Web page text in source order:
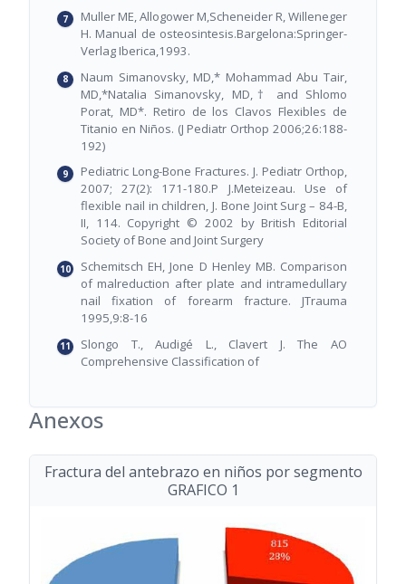
Muller ME, Allogower M,Scheneider R, Willeneger
H. Manual de osteosintesis.Bargelona:Springer-
Verlag Iberica,1993.
Naum Simanovsky, MD,* Mohammad Abu Tair,
MD,*Natalia Simanovsky, MD,† and Shlomo
Porat, MD*. Retiro de los Clavos Flexibles de
Titanio en Niños. (J Pediatr Orthop 2006;26:188-
192)
Pediatric Long-Bone Fractures. J. Pediatr Orthop,
2007; 27(2): 171-180.P J.Meteizeau. Use of
flexible nail in children, J. Bone Joint Surg – 84-B,
II, 114. Copyright © 2002 by British Editorial
Society of Bone and Joint Surgery
Schemitsch EH, Jone D Henley MB. Comparison
of malreduction after plate and intramedullary
nail fixation of forearm fracture. JTrauma
1995,9:8-16
Slongo T., Audigé L., Clavert J. The AO
Comprehensive Classification of
Anexos
Fractura del antebrazo en niños por segmento
GRAFICO 1